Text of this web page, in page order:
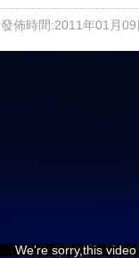
發佈時間:2011年01月
We're sorry,this